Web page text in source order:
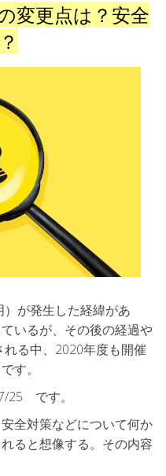
変更点は？安全
が発生した経緯があ
いるが、その後の経過や
る中、2020年度も開催
す。
です。
全対策などについて何か
ると想像する。その内容